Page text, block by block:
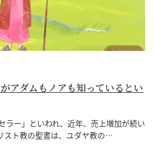
アダムもノアも知っているとい
ラー」といわれ、近年、売上増加が続い
スト教の聖書は、ユダヤ教の…